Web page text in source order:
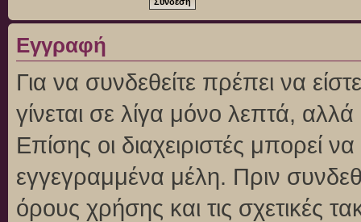
Εγγραφή
Για να συνδεθείτε πρέπει να
γίνεται σε λίγα μόνο λεπτά,
Επίσης οι διαχειριστές μπορεί
εγγεγραμμένα μέλη. Πριν
όρους χρήσης και τις σχετικές